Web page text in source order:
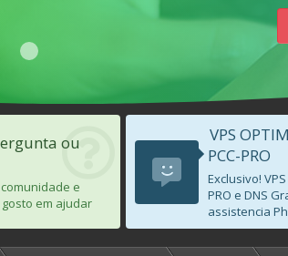
ou
e
em ajudar
VPS
PCC-PRO
Exclusivo!
PRO e DNS
assistencia